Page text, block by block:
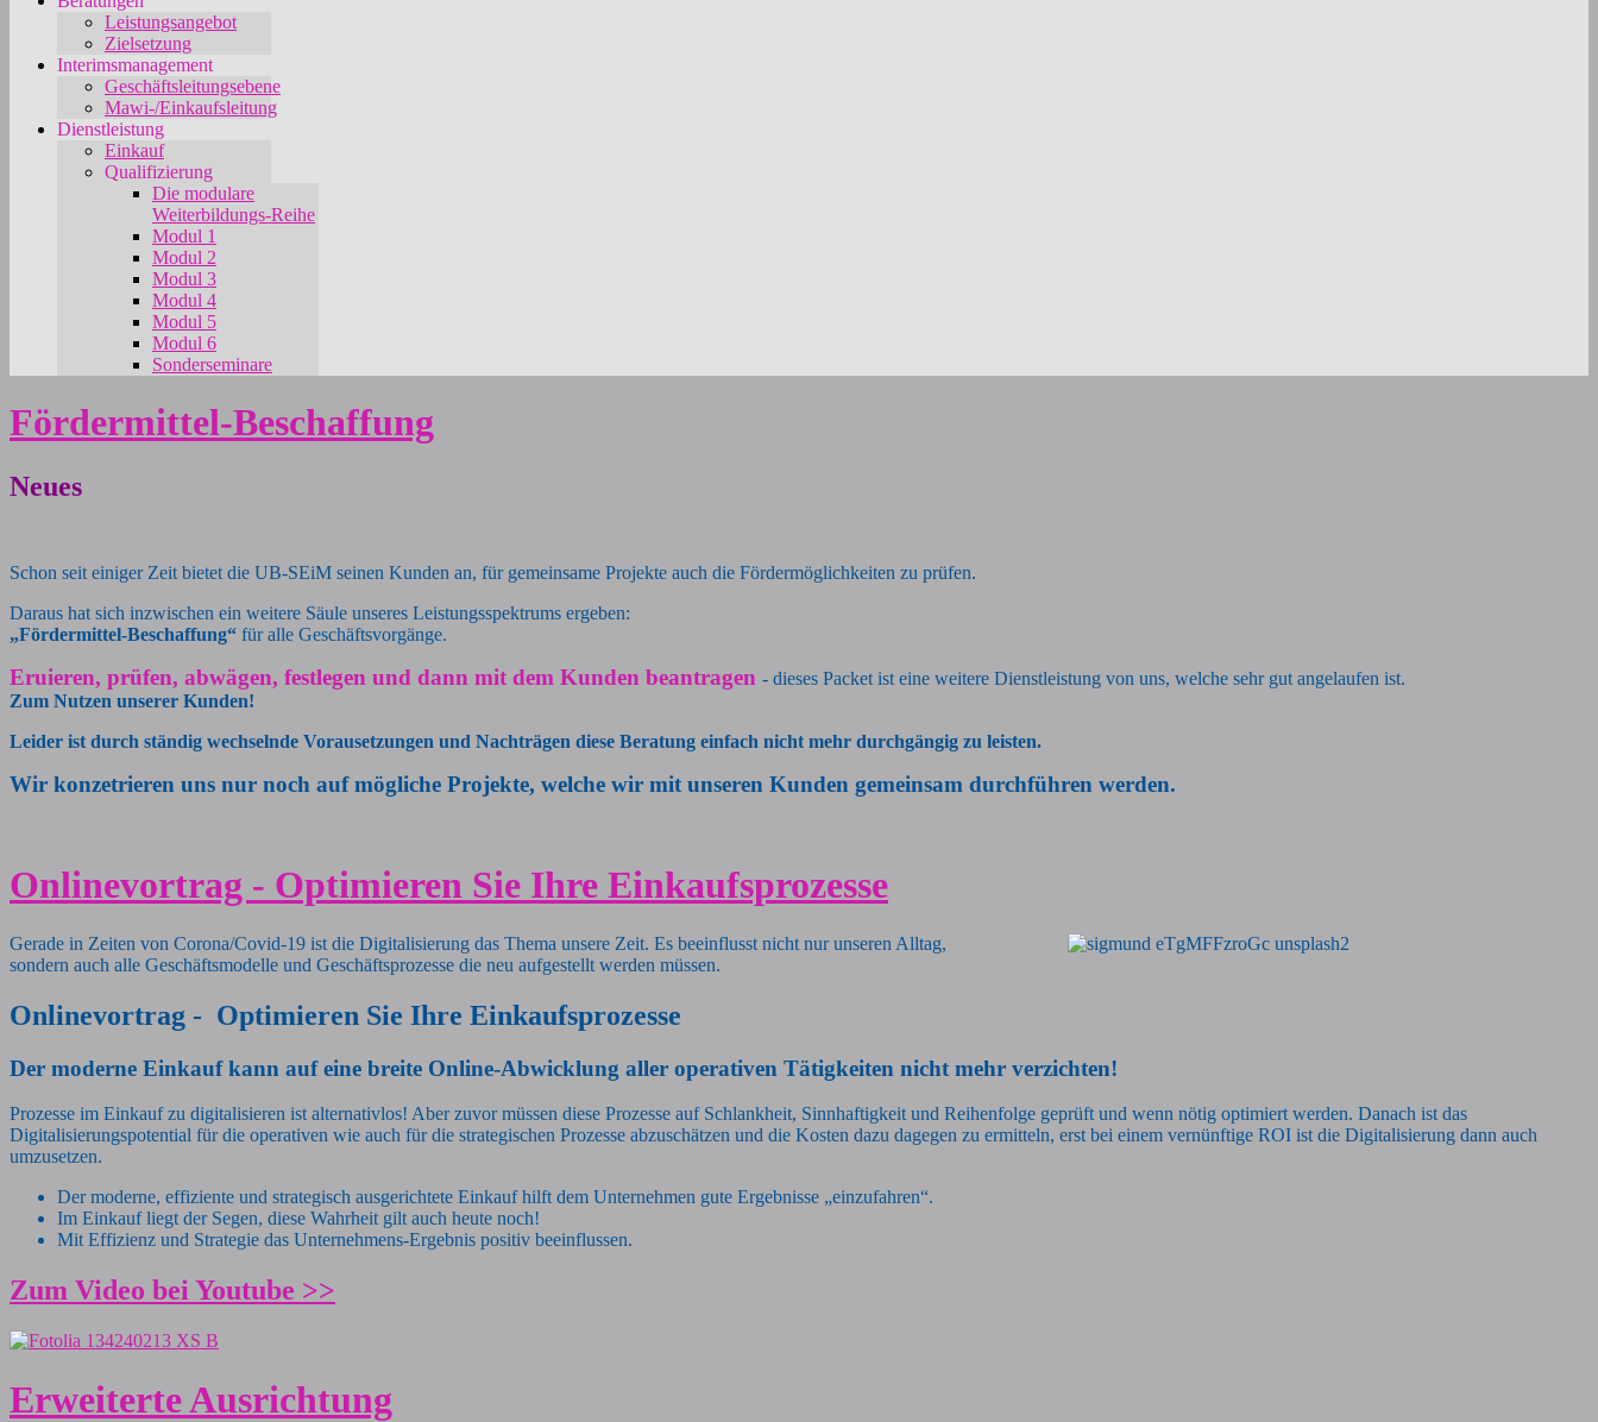
Leistungsangebot
Zielsetzung
Interimsmanagement
Geschäftsleitungsebene
Mawi-/Einkaufsleitung
Dienstleistung
Einkauf
Qualifizierung
Die modulare
Weiterbildungs-Reihe
Modul 1
Modul 2
Modul 3
Modul 4
Modul 5
Modul 6
Sonderseminare
Fördermittel-Beschaffung
Neues
Schon seit einiger Zeit bietet die UB-SEiM seinen Kunden an, für gemeinsame Projekte auch die Fördermöglichkeiten zu prüfen.
Daraus hat sich inzwischen ein weitere Säule unseres Leistungsspektrums ergeben:
„Fördermittel-Beschaffung“ für alle Geschäftsvorgänge.
Eruieren, prüfen, abwägen, festlegen und dann mit dem Kunden beantragen - dieses Packet ist eine weitere Dienstleistung von uns, welche sehr gut angelaufen ist.
Zum Nutzen unserer Kunden!
Leider ist durch ständig wechselnde Vorausetzungen und Nachträgen diese Beratung einfach nicht mehr durchgängig zu leisten.
Wir konzetrieren uns nur noch auf mögliche Projekte, welche wir mit unseren Kunden gemeinsam durchführen werden.
Onlinevortrag - Optimieren Sie Ihre Einkaufsprozesse
Gerade in Zeiten von Corona/Covid-19 ist die Digitalisierung das Thema unsere Zeit. Es beeinflusst nicht nur unseren Alltag,
sondern auch alle Geschäftsmodelle und Geschäftsprozesse die neu aufgestellt werden müssen.
Onlinevortrag - Optimieren Sie Ihre Einkaufsprozesse
Der moderne Einkauf kann auf eine breite Online-Abwicklung aller operativen Tätigkeiten nicht mehr verzichten!
Prozesse im Einkauf zu digitalisieren ist alternativlos! Aber zuvor müssen diese Prozesse auf Schlankheit, Sinnhaftigkeit und Reihenfolge geprüft und wenn nötig optimiert werden. Danach ist das
Digitalisierungspotential für die operativen wie auch für die strategischen Prozesse abzuschätzen und die Kosten dazu dagegen zu ermitteln, erst bei einem vernünftige ROI ist die Digitalisierung dann auch
umzusetzen.
Der moderne, effiziente und strategisch ausgerichtete Einkauf hilft dem Unternehmen gute Ergebnisse „einzufahren“.
Im Einkauf liegt der Segen, diese Wahrheit gilt auch heute noch!
Mit Effizienz und Strategie das Unternehmens-Ergebnis positiv beeinflussen.
Zum Video bei Youtube >>
Erweiterte Ausrichtung